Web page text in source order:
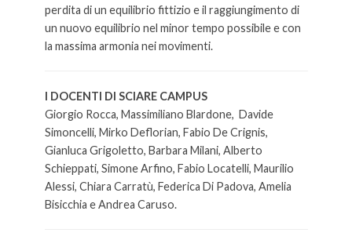
perdita di un equilibrio fittizio e il raggiungimento di
un nuovo equilibrio nel minor tempo possibile e con
la massima armonia nei movimenti.
I DOCENTI DI SCIARE CAMPUS
Giorgio Rocca, Massimiliano Blardone, Davide
Simoncelli, Mirko Deflorian, Fabio De Crignis,
Gianluca Grigoletto, Barbara Milani, Alberto
Schieppati, Simone Arfino, Fabio Locatelli, Maurilio
Alessi, Chiara Carratù, Federica Di Padova, Amelia
Bisicchia e Andrea Caruso.